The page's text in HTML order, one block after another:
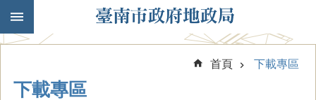
跳到主要內容區塊
首頁 下載專區
下載專區